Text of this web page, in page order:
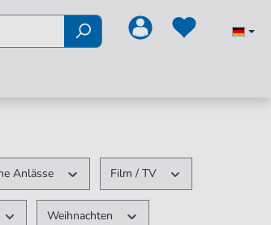
Anlässe Film / TV
Weihnachten